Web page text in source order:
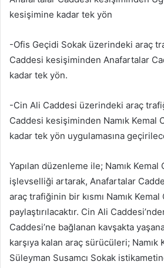
kesişimine kadar tek yön
-Ofis Geçidi Sokak üzerindeki araç
Caddesi kesişiminden Anafartalar
kadar tek yön.
-Cin Ali Caddesi üzerindeki araç
Caddesi kesişiminden Namık Kemal
kadar tek yön uygulamasına
Yapılan düzenleme ile; Namık Kemal
işlevselliği artarak, Anafartalar
araç trafiğinin bir kısmı Namık
paylaştırılacaktır. Cin Ali
Caddesi’ne bağlanan kavşakta
karşıya kalan araç sürücüleri;
Süleyman Susamcı Sokak